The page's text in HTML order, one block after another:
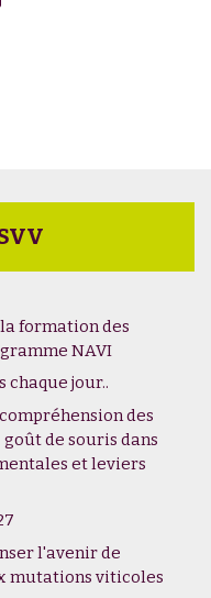
le bordeaux en 2050 ?
: #2 - Les Vendanges
formation des
NAVI
chaque jour..
des
de souris dans
et leviers
l'avenir de
mutations viticoles